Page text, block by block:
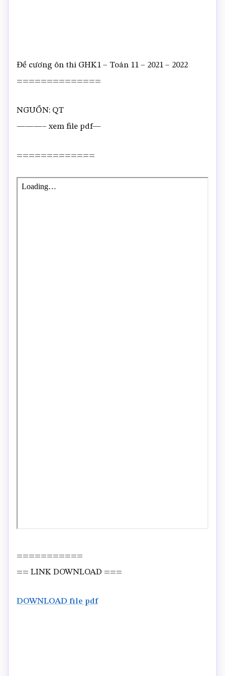
Đề cương ôn thi GHK1 – Toán 11 – 2021 – 2022
==============
NGUỒN: QT
———– xem file pdf—
=============
===========
== LINK DOWNLOAD ===
DOWNLOAD file pdf